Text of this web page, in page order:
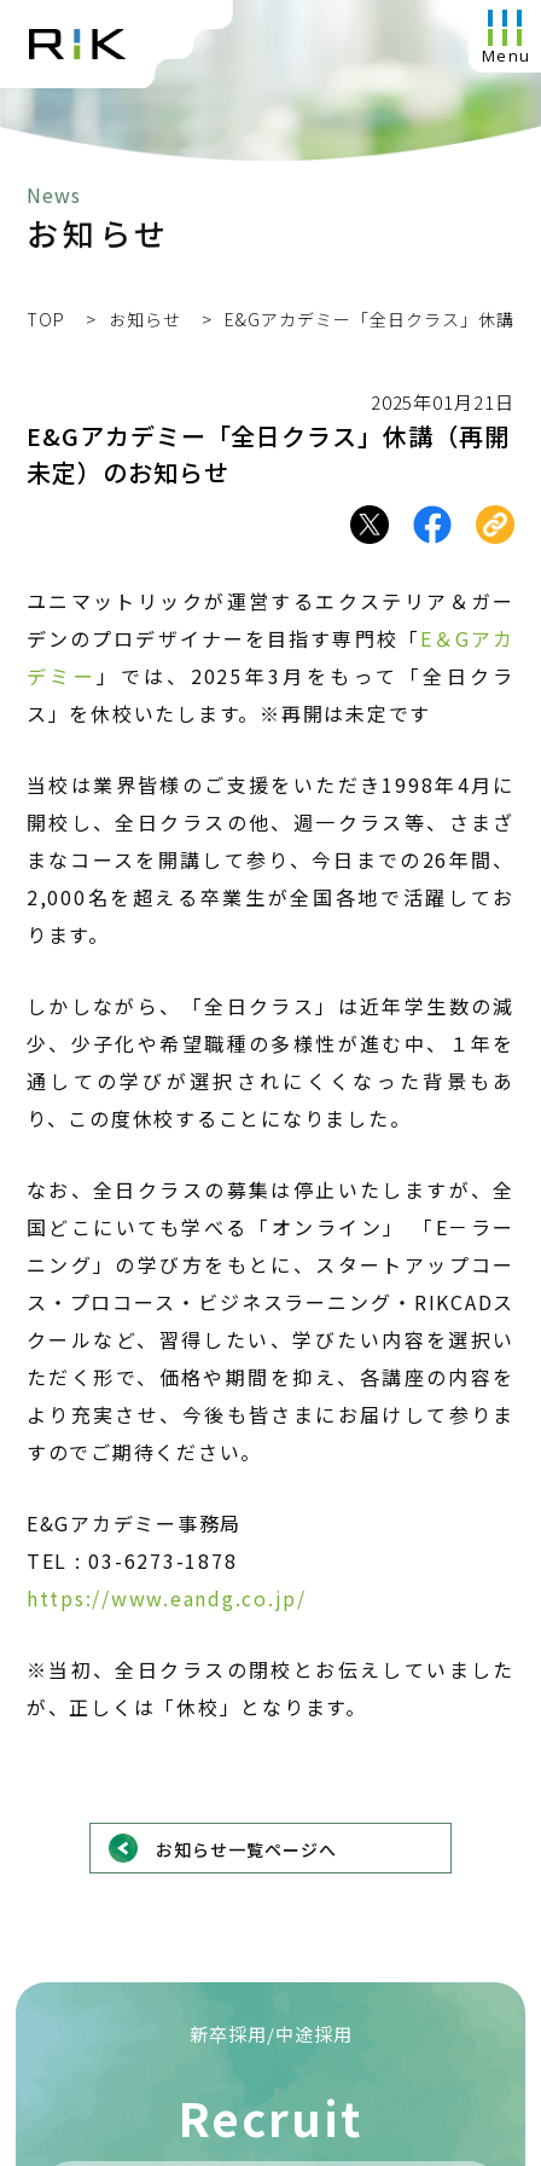
News
お知らせ
TOP お知らせ E&Gアカデミー「全日クラス」休講
2025年01月21日
E&Gアカデミー「全日クラス」休講（再開
未定）のお知らせ
ユニマットリックが運営するエクステリア＆ガー
デンのプロデザイナーを目指す専門校「E＆Gアカ
デミー 」では、2025年3月をもって「全日クラ
ス」を休校いたします。※再開は未定です
当校は業界皆様のご支援をいただき1998年4月に
開校し、全日クラスの他、週一クラス等、さまざ
まなコースを開講して参り、今日までの26年間、
2,000名を超える卒業生が全国各地で活躍してお
ります。
しかしながら、「全日クラス」は近年学生数の減
少、少子化や希望職種の多様性が進む中、１年を
通しての学びが選択されにくくなった背景もあ
り、この度休校することになりました。
なお、全日クラスの募集は停止いたしますが、全
国どこにいても学べる「オンライン」 「E－ラー
ニング」の学び方をもとに、スタートアップコー
ス・プロコース・ビジネスラーニング・RIKCADス
クールなど、習得したい、学びたい内容を選択い
ただく形で、価格や期間を抑え、各講座の内容を
より充実させ、今後も皆さまにお届けして参りま
すのでご期待ください。
E&Gアカデミー事務局
TEL : 03-6273-1878
https://www.eandg.co.jp/
※当初、全日クラスの閉校とお伝えしていました
が、正しくは「休校」となります。
お知らせ一覧ページへ
新卒採用/中途採用
Recruit